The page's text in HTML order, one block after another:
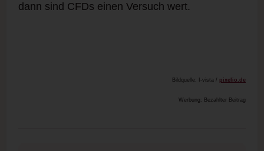
dann sind CFDs einen Versuch wert.
Bildquelle: I-vista / pixelio.de
Werbung: Bezahlter Beitrag